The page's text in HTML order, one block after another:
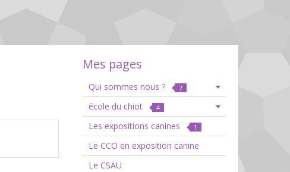
Mes pages
Qui sommes nous ? 7
école du chiot 4
Les expositions canines 1
Le CCO en exposition canine
Le CSAU